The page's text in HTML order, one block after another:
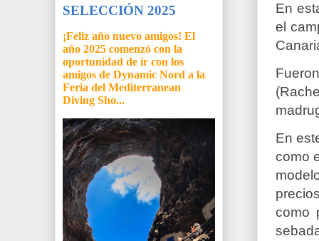
En
el
En
como
como
SELECCIÓN 2025
¡Feliz año nuevo amigos! El
año 2025 comenzó con la
oportunidad de ir con los
amigos de Dynamic Nord a la
Feria del Mediterranean
Diving Sho...